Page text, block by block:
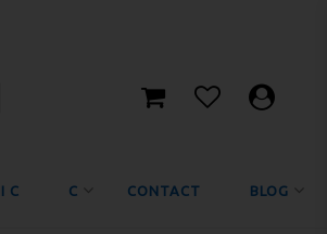
C C CONTACT BLOG